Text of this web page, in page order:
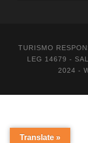
TURISMO
LEG 14679 -
2024 -
Translate »